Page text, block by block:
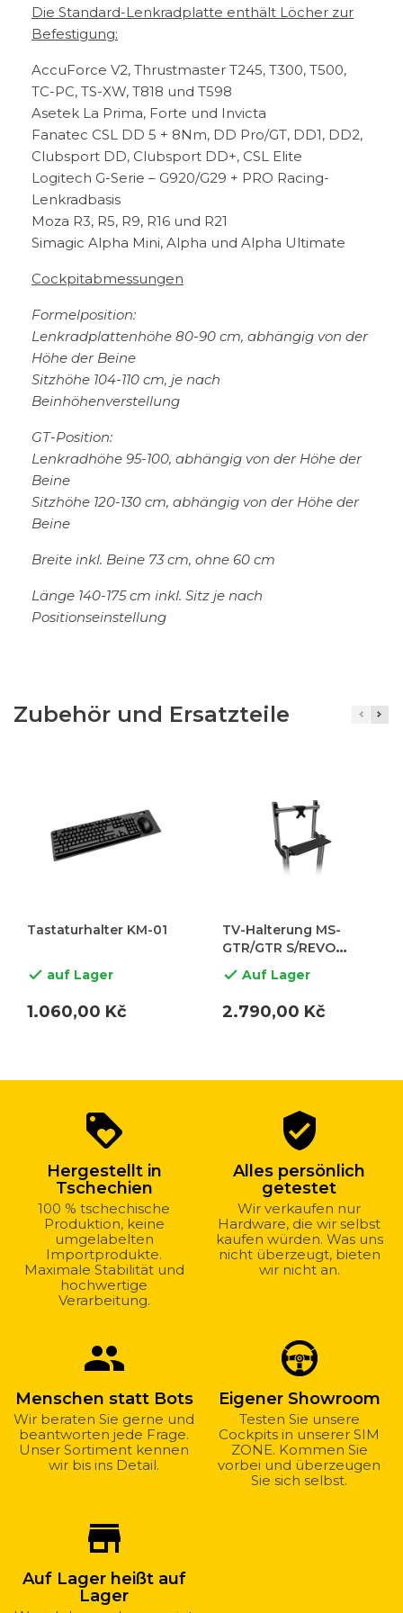
Die Standard-Lenkradplatte enthält Löcher zur
Befestigung:
AccuForce V2, Thrustmaster T245, T300, T500,
TC-PC, TS-XW, T818 und T598
Asetek La Prima, Forte und Invicta
Fanatec CSL DD 5 + 8Nm, DD Pro/GT, DD1, DD2,
Clubsport DD, Clubsport DD+, CSL Elite
Logitech G-Serie – G920/G29 + PRO Racing-
Lenkradbasis
Moza R3, R5, R9, R16 und R21
Simagic Alpha Mini, Alpha und Alpha Ultimate
Cockpitabmessungen
Formelposition:
Lenkradplattenhöhe 80-90 cm, abhängig von der
Höhe der Beine
Sitzhöhe 104-110 cm, je nach
Beinhöhenverstellung
GT-Position:
Lenkradhöhe 95-100, abhängig von der Höhe der
Beine
Sitzhöhe 120-130 cm, abhängig von der Höhe der
Beine
Breite inkl. Beine 73 cm, ohne 60 cm
Länge 140-175 cm inkl. Sitz je nach
Positionseinstellung
Zubehör und Ersatzteile
Tastaturhalter KM-01
 auf Lager
1.060,00 Kč
TV-Halterung MS-
GTR/GTR S/REVO
(Innenabstand
500mm)
 Auf Lager
2.790,00 Kč
kaufen?
loyalty
Hergestellt in
Tschechien
100 % tschechische
Produktion, keine
umgelabelten
Importprodukte.
Maximale Stabilität und
hochwertige
Verarbeitung.
verified_user
Alles persönlich
getestet
Wir verkaufen nur
Hardware, die wir selbst
kaufen würden. Was uns
nicht überzeugt, bieten
wir nicht an.
group
Menschen statt Bots
Wir beraten Sie gerne und
beantworten jede Frage.
Unser Sortiment kennen
wir bis ins Detail.
Eigener Showroom
Testen Sie unsere
Cockpits in unserer SIM
ZONE. Kommen Sie
vorbei und überzeugen
Sie sich selbst.
store_mall_directory
Auf Lager heißt auf
Lager